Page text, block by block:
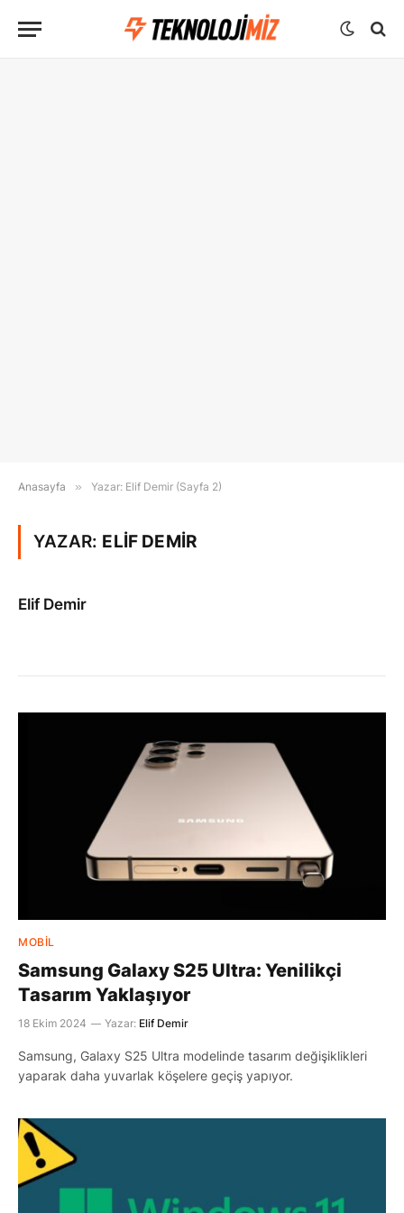
Anasayfa » Yazar: Elif Demir (Sayfa 2)
YAZAR: ELIF DEMIR
Elif Demir
MOBIL
Samsung Galaxy S25 Ultra: Yenilikçi
Tasarım Yaklaşıyor
18 Ekim 2024 Yazar: Elif Demir
Samsung, Galaxy S25 Ultra modelinde tasarım değişiklikleri
yaparak daha yuvarlak köşelere geçiş yapıyor.